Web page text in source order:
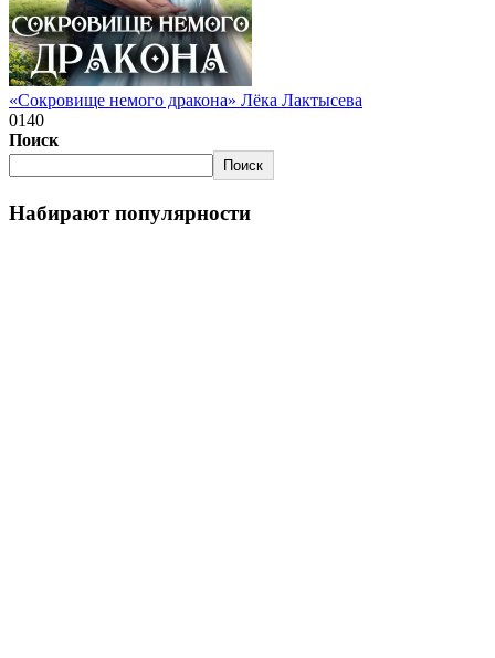
«Сокровище немого дракона» Лёка Лактысева
0140
Поиск
Поиск
Набирают популярности